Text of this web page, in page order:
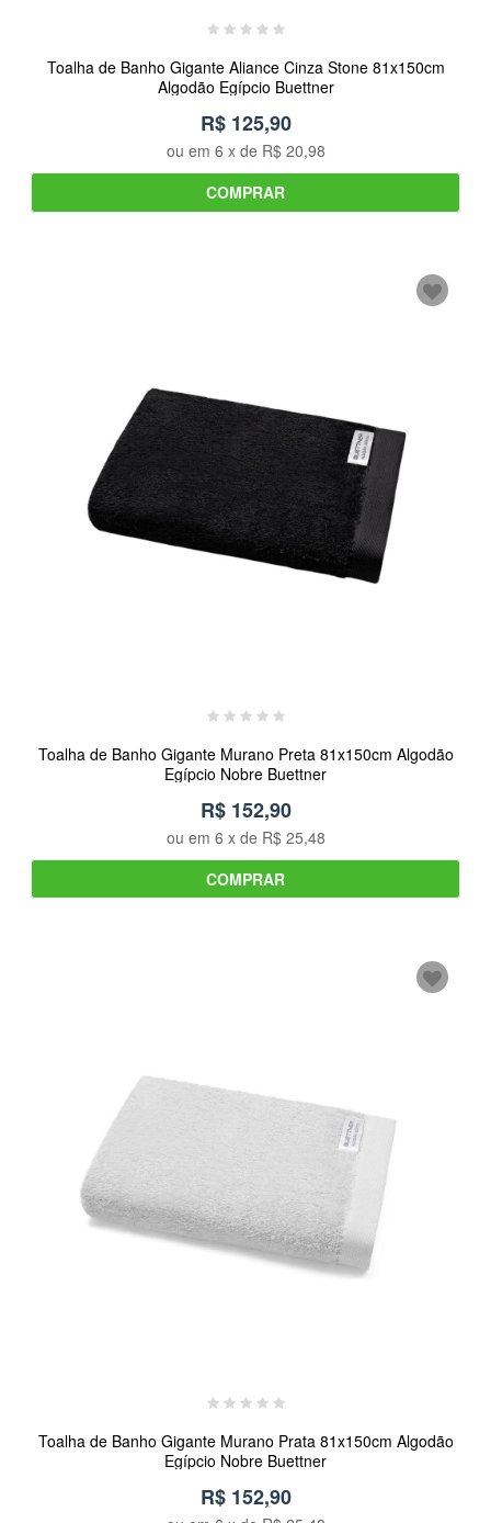
Toalha de Banho Gigante Aliance Cinza Stone 81x150cm
Algodão Egípcio Buettner
R$ 125,90
ou em 6 x de R$ 20,98
COMPRAR
Toalha de Banho Gigante Murano Preta 81x150cm Algodão
Egípcio Nobre Buettner
R$ 152,90
ou em 6 x de R$ 25,48
COMPRAR
Toalha de Banho Gigante Murano Prata 81x150cm Algodão
Egípcio Nobre Buettner
R$ 152,90